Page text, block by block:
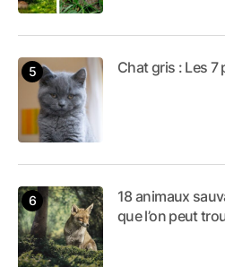
Chat gris : Les 7
18 animaux
que l’on peut